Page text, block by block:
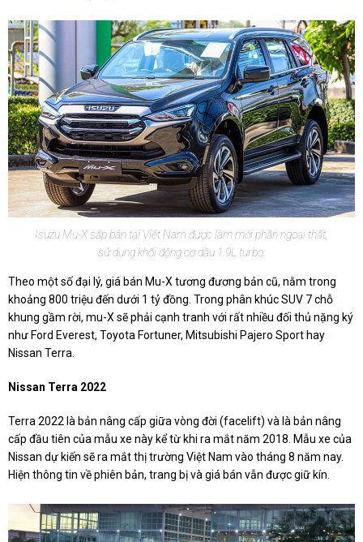
Isuzu Mu-X sắp bán tại Việt Nam được làm mới phần ngoại thất,
sử dụng khối động cơ dầu 1.9L turbo.
Theo một số đại lý, giá bán Mu-X tương đương bản cũ, nằm trong
khoảng 800 triệu đến dưới 1 tỷ đồng. Trong phân khúc SUV 7 chỗ
khung gầm rời, mu-X sẽ phải cạnh tranh với rất nhiều đối thủ nặng ký
như Ford Everest, Toyota Fortuner, Mitsubishi Pajero Sport hay
Nissan Terra.
Nissan Terra 2022
Terra 2022 là bản nâng cấp giữa vòng đời (facelift) và là bản nâng
cấp đầu tiên của mẫu xe này kể từ khi ra mắt năm 2018. Mẫu xe của
Nissan dự kiến sẽ ra mắt thị trường Việt Nam vào tháng 8 năm nay.
Hiện thông tin về phiên bản, trang bị và giá bán vẫn được giữ kín.